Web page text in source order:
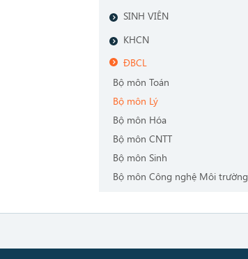
SINH VIÊN
KHCN
ĐBCL
Bộ môn Toán
Bộ môn Lý
Bộ môn Hóa
Bộ môn CNTT
Bộ môn Sinh
Bộ môn Công nghệ Môi trường